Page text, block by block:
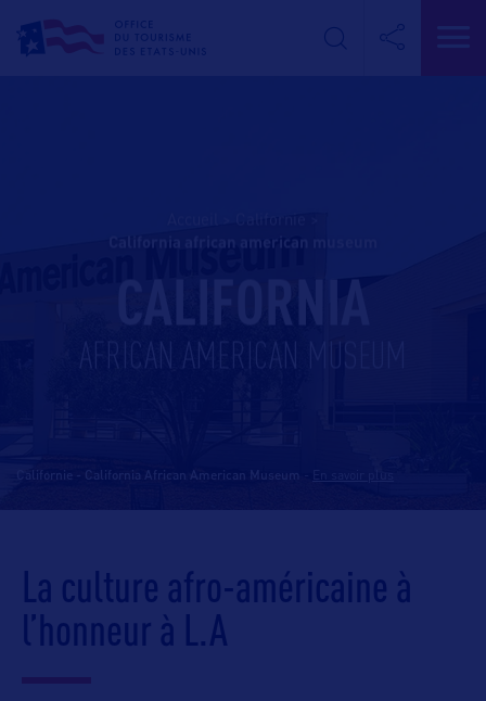
california african american museum
CALIFORNIA
AFRICAN AMERICAN MUSEUM
Californie - California African American Museum
La culture afro-américaine à
l’honneur à L.A